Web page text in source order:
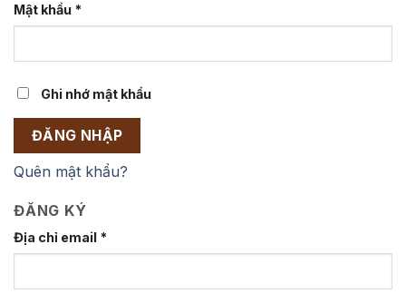
Mật khẩu *
Ghi nhớ mật khẩu
ĐĂNG NHẬP
Quên mật khẩu?
ĐĂNG KÝ
Địa chỉ email *